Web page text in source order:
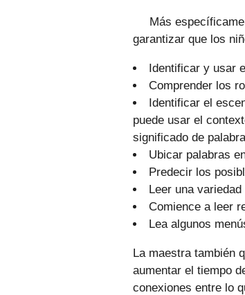
Más
garantizar que los
Identificar y usar
Comprender los
Identificar el
puede usar el
significado de
Ubicar palabras
Predecir los
Leer una
Comience a leer
Lea algunos
La maestra también
aumentar el tiempo
conexiones entre lo